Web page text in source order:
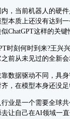
当前机器人的硬件
本质上还没有达到
ChatGPT这样的关键
刻何时到来?王兴
前从未见过的全新
据驱动不同，具身
，在模型本身还没
是一个需要全球共
让自己在AI领域一